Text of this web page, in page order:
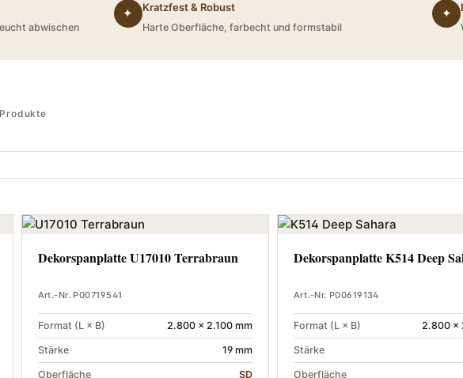
abwischen
✦ Kratzfest & Robust
Harte Oberfläche, farbecht und formstabil
✦
Dekorspanplatte U17010 Terrabraun
Art.-Nr. P00719541
Format (L × B) 2.800 × 2.100 mm
Stärke 19 mm
Oberfläche SD
Dekorspanplatte K514 Deep
Art.-Nr. P00619134
Format (L × B) 2.800 ×
Stärke
Oberfläche